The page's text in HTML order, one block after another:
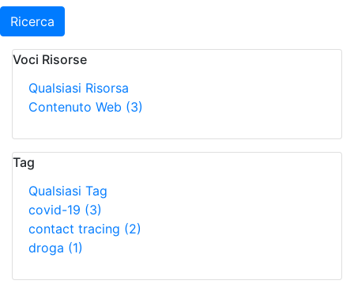
Ricerca
Voci Risorse
Qualsiasi Risorsa
Contenuto Web (3)
Tag
Qualsiasi Tag
covid-19 (3)
contact tracing (2)
droga (1)